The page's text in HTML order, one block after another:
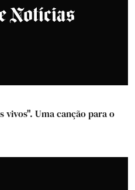
vivos". Uma canção para o